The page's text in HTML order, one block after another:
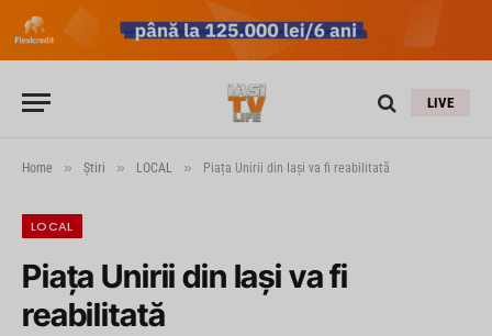
LIVE
Home » Știri » LOCAL » Piața Unirii din Iaşi va fi reabilitată
LOCAL
Piața Unirii din Iaşi va fi
reabilitată